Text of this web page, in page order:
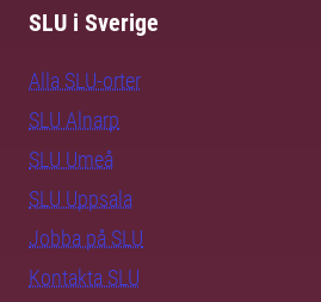
SLU i Sverige
Alla SLU-orter
SLU Alnarp
SLU Umeå
SLU Uppsala
Jobba på SLU
Kontakta SLU